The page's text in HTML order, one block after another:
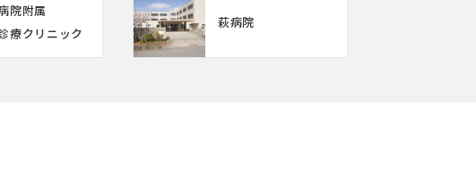
院附属
療クリニック
萩病院